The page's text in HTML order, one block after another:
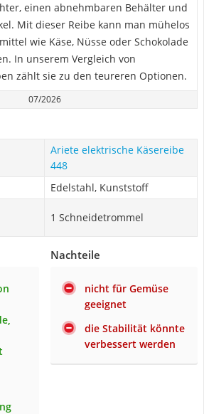
einen abnehmbaren Behälter und
Mit dieser Reibe kann man mühelos
wie Käse, Nüsse oder Schokolade
In unserem Vergleich von
zählt sie zu den teureren Optionen.
07/2026
Ariete elektrische Käsereibe
448
Edelstahl, Kunststoff
1 Schneidetrommel
Nachteile
nicht für Gemüse
geeignet
die Stabilität könnte
verbessert werden